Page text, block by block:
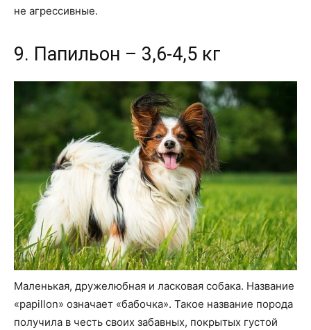
не агрессивные.
9. Папильон – 3,6-4,5 кг
Маленькая, дружелюбная и ласковая собака. Название
«papillon» означает «бабочка». Такое название порода
получила в честь своих забавных, покрытых густой